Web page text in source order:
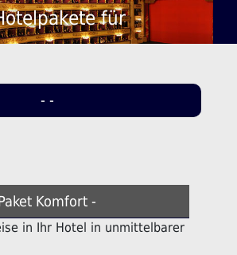
für
- -
Komfort -
in Ihr Hotel in unmittelbarer